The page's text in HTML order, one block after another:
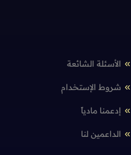
الأسئلة الشائعة
شروط الإستخدام
إدعمنا مادياً
الداعمين لنا